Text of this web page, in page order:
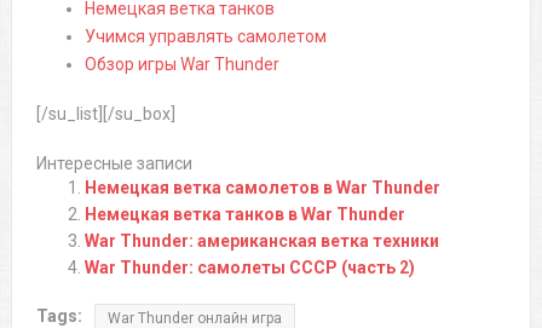
Немецкая ветка танков
Учимся управлять самолетом
Обзор игры War Thunder
[/su_list][/su_box]
Интересные записи
Немецкая ветка самолетов в War Thunder
Немецкая ветка танков в War Thunder
War Thunder: американская ветка техники
War Thunder: самолеты СССР (часть 2)
Tags: War Thunder онлайн игра